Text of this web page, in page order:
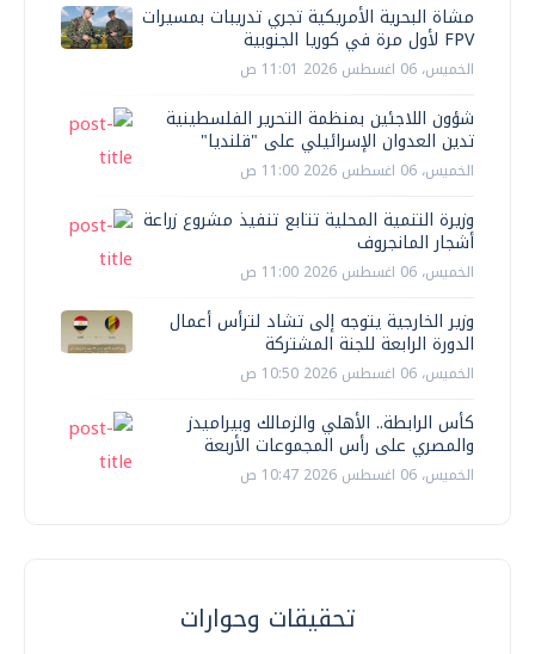
مشاة البحرية الأمريكية تجري تدريبات بمسيرات
FPV لأول مرة في كوريا الجنوبية
الخميس، 06 اغسطس 2026 11:01 ص
شؤون اللاجئين بمنظمة التحرير الفلسطينية
تدين العدوان الإسرائيلي على "قلنديا"
الخميس، 06 اغسطس 2026 11:00 ص
وزيرة التنمية المحلية تتابع تنفيذ مشروع زراعة
أشجار المانجروف
الخميس، 06 اغسطس 2026 11:00 ص
وزير الخارجية يتوجه إلى تشاد لترأس أعمال
الدورة الرابعة للجنة المشتركة
الخميس، 06 اغسطس 2026 10:50 ص
كأس الرابطة.. الأهلي والزمالك وبيراميدز
والمصري على رأس المجموعات الأربعة
الخميس، 06 اغسطس 2026 10:47 ص
تحقيقات وحوارات